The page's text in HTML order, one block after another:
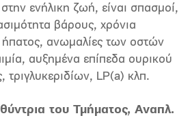
στην ενήλικη ζωή, είναι σπασμοί,
βάρους, χρόνια
ανωμαλίες των οστών
αυξημένα επίπεδα ουρικού
τριγλυκεριδίων, LP(a) κλπ.
του Τμήματος, Αναπλ.